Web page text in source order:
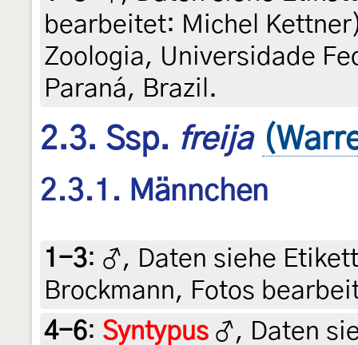
bearbeitet: Michel
Zoologia, Universidade
Paraná, Brazil.
2.3. Ssp. freija
2.3.1. Männchen
1-3: ♂, Daten siehe
Brockmann, Fotos
4-6: Syntypus ♂, Daten